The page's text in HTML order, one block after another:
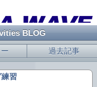
BLOG
過去記事
習